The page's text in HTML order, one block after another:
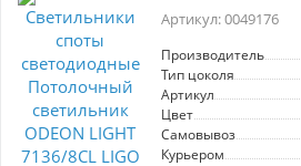
Артикул: 0049176
Производитель
Тип цоколя
Артикул
Цвет
Самовывоз
Курьером